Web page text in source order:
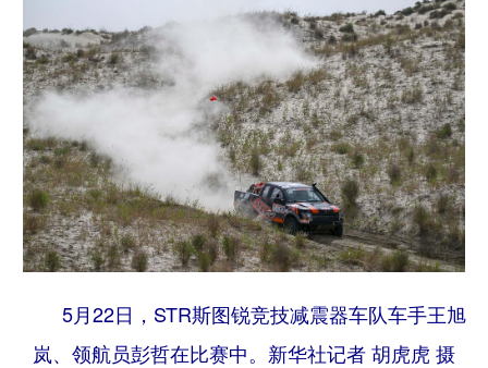
5月22日，STR斯图锐竞技减震器车队车手王旭
岚、领航员彭哲在比赛中。 新华社记者 胡虎虎 摄